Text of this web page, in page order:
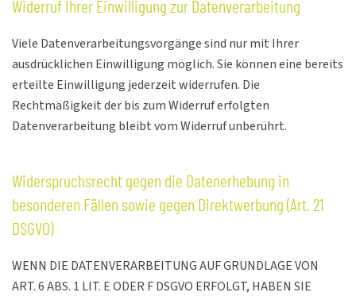
Widerruf Ihrer Einwilligung zur Datenverarbeitung
Viele Datenverarbeitungsvorgänge sind nur mit Ihrer
ausdrücklichen Einwilligung möglich. Sie können eine bereits
erteilte Einwilligung jederzeit widerrufen. Die
Rechtmäßigkeit der bis zum Widerruf erfolgten
Datenverarbeitung bleibt vom Widerruf unberührt.
Widerspruchsrecht gegen die Datenerhebung in
besonderen Fällen sowie gegen Direktwerbung (Art. 21
DSGVO)
WENN DIE DATENVERARBEITUNG AUF GRUNDLAGE VON
ART. 6 ABS. 1 LIT. E ODER F DSGVO ERFOLGT, HABEN SIE